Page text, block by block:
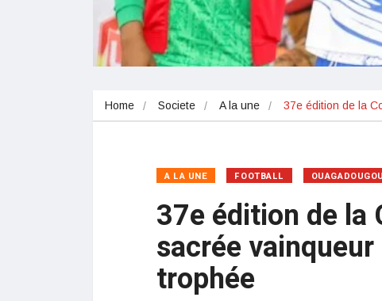
Home Societe A la une 37e édition de la
A LA UNE FOOTBALL OUAGADOUGOU
37e édition de la
sacrée
trophée